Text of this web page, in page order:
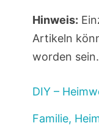
Hinweis:
Artikeln
worden sein.
DIY –
Familie,